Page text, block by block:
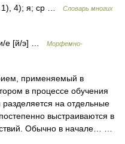
1), 4); я; ср …
Словарь многих
е [й/э] …
Морфемно-
применяемый в
в процессе обучения
на отдельные
выстраиваются в
Обычно в начале… …